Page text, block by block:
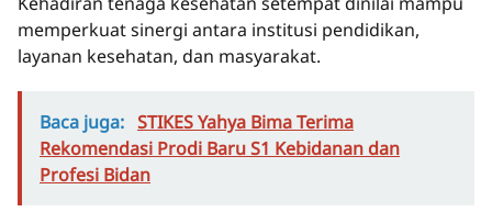
memperkuat sinergi antara institusi pendidikan,
layanan kesehatan, dan masyarakat.
Baca juga: STIKES Yahya Bima Terima
Rekomendasi Prodi Baru S1 Kebidanan dan
Profesi Bidan